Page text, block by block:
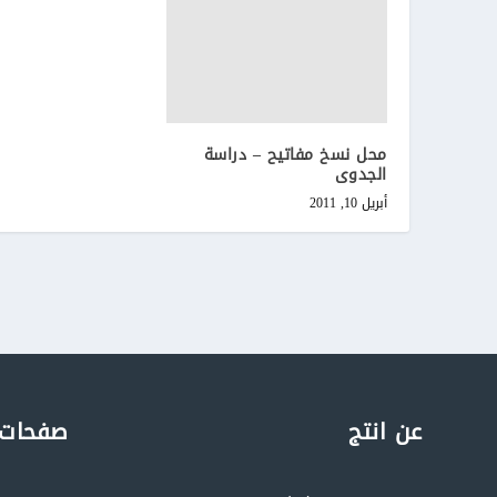
محل نسخ مفاتيح – دراسة
الجدوى
أبريل 10, 2011
عن انتج